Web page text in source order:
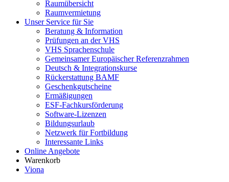
Raumübersicht
Raumvermietung
Unser Service für Sie
Beratung & Information
Prüfungen an der VHS
VHS Sprachenschule
Gemeinsamer Europäischer Referenzrahmen
Deutsch & Integrationskurse
Rückerstattung BAMF
Geschenkgutscheine
Ermäßigungen
ESF-Fachkursförderung
Software-Lizenzen
Bildungsurlaub
Netzwerk für Fortbildung
Interessante Links
Online Angebote
Warenkorb
Viona